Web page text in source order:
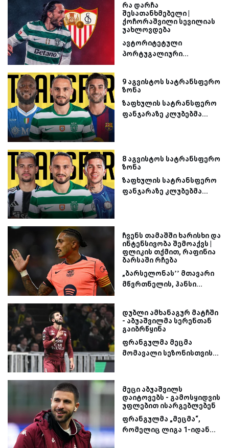
რა დარჩა
შესათანხმებელი |
ქოჩორაშვილი სევილიას
უახლოვდება
ავტორიტეტული
პორტუგალიური...
9 აგვისტოს სატრანსფერო
ზონა
ზაფხულის სატრანსფერო
ფანჯარაზე კლუბებმა...
8 აგვისტოს სატრანსფერო
ზონა
ზაფხულის სატრანსფერო
ფანჯარაზე კლუბებმა...
ჩვენს თამაშში ხარისხი და
ინტენსივობა შემოაქვს |
ფლიკის თქმით, რაფინია
ბარსაში რჩება
„ბარსელონას’’ მთავარი
მწვრთნელის, ჰანსი...
დუბლი ამხანაგურ მატჩში
- აბუაშვილმა სერენთან
გაიბრწყინა
ფრანგულმა მეცმა
მომავალი სეზონისთვის...
მეცი აბუაშვილს
დაიტოვებს - გამოსყიდვის
უფლებით ისარგებლებენ
ფრანგულმა „მეცმა“,
რომელიც ლიგა 1-იდან...